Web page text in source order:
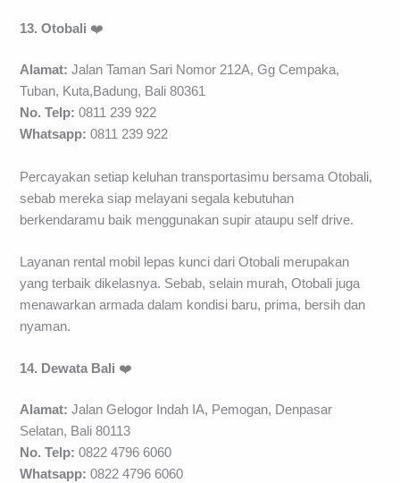
13. Otobali ❤️
Alamat: Jalan Taman Sari Nomor 212A, Gg Cempaka,
Tuban, Kuta,Badung, Bali 80361
No. Telp: 0811 239 922
Whatsapp: 0811 239 922
Percayakan setiap keluhan transportasimu bersama Otobali,
sebab mereka siap melayani segala kebutuhan
berkendaramu baik menggunakan supir ataupu self drive.
Layanan rental mobil lepas kunci dari Otobali merupakan
yang terbaik dikelasnya. Sebab, selain murah, Otobali juga
menawarkan armada dalam kondisi baru, prima, bersih dan
nyaman.
14. Dewata Bali ❤️
Alamat: Jalan Gelogor Indah IA, Pemogan, Denpasar
Selatan, Bali 80113
No. Telp: 0822 4796 6060
Whatsapp: 0822 4796 6060